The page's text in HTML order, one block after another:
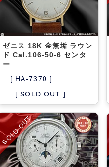
ゼニス 18K 金無垢 ラウン
ド Cal.106-50-6 センタ
ー
[ HA-7370 ]
[ SOLD OUT ]
SOLD-OUT